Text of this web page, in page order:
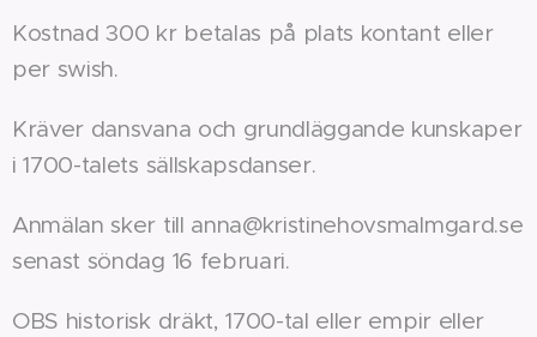
Kostnad 300 kr betalas på plats kontant eller
per swish.
Kräver dansvana och grundläggande kunskaper
i 1700-talets sällskapsdanser.
Anmälan sker till anna@kristinehovsmalmgard.se
senast söndag 16 februari.
OBS historisk dräkt, 1700-tal eller empir eller